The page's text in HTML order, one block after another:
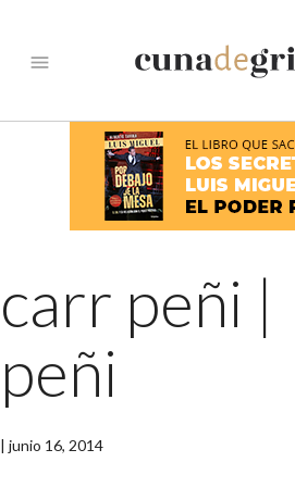
menu
carr peñi |
peñi
| junio 16, 2014